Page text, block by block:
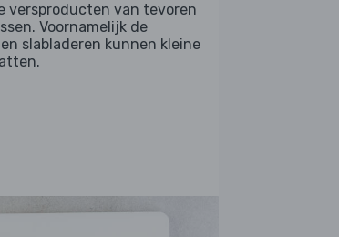
versproducten van tevoren
Voornamelijk de
slabladeren kunnen kleine